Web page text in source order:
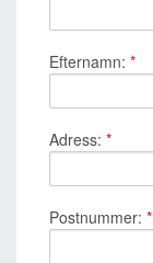
Efternamn: *
Adress: *
Postnummer: *